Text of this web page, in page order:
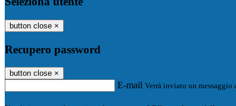
button close ×
Recupero password
button close ×
E-mail Verrà inviato un